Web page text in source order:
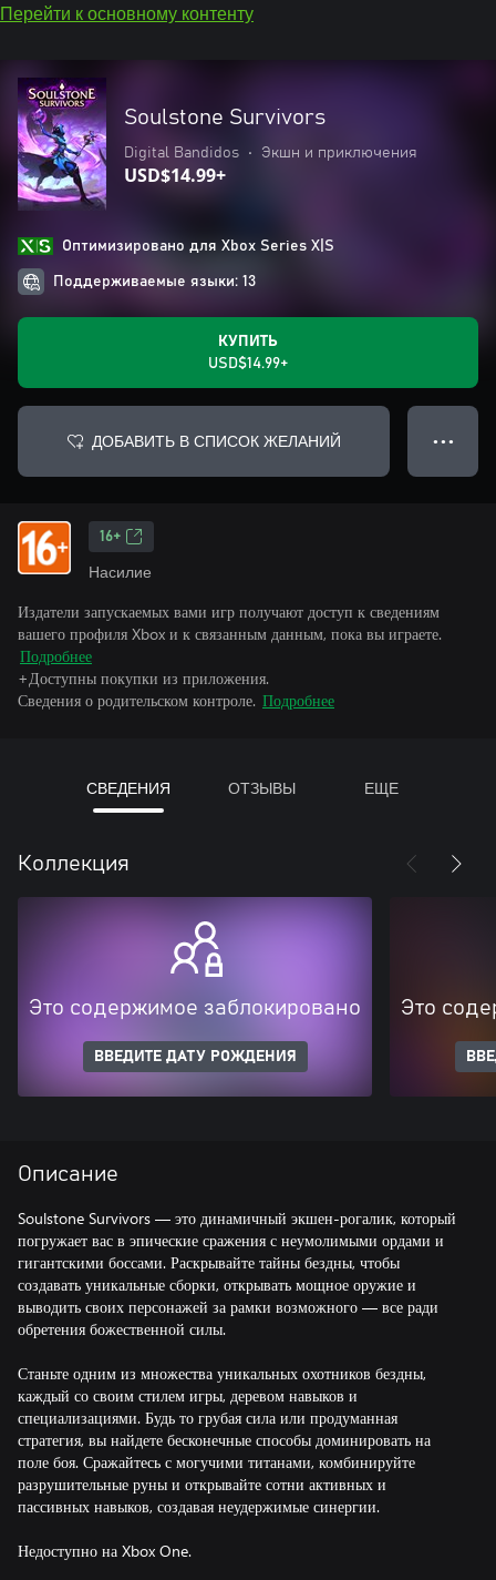
Перейти к основному контенту
Soulstone Survivors
Digital Bandidos • Экшн и приключения
USD$14.99+
Оптимизировано для Xbox Series X|S
Поддерживаемые языки: 13
КУПИТЬ
USD$14.99+
ДОБАВИТЬ В СПИСОК ЖЕЛАНИЙ ● ● ●
16+
Насилие
Издатели запускаемых вами игр получают доступ к сведениям
вашего профиля Xbox и к связанным данным, пока вы играете.
Подробнее
+Доступны покупки из приложения.
Сведения о родительском контроле. Подробнее
СВЕДЕНИЯ ОТЗЫВЫ ЕЩЕ
Коллекция
Это содержимое заблокировано
ВВЕДИТЕ ДАТУ РОЖДЕНИЯ
Это
Описание
Soulstone Survivors — это динамичный экшен-рогалик, который
погружает вас в эпические сражения с неумолимыми ордами и
гигантскими боссами. Раскрывайте тайны бездны, чтобы
создавать уникальные сборки, открывать мощное оружие и
выводить своих персонажей за рамки возможного — все ради
обретения божественной силы.
Станьте одним из множества уникальных охотников бездны,
каждый со своим стилем игры, деревом навыков и
специализациями. Будь то грубая сила или продуманная
стратегия, вы найдете бесконечные способы доминировать на
поле боя. Сражайтесь с могучими титанами, комбинируйте
разрушительные руны и открывайте сотни активных и
пассивных навыков, создавая неудержимые синергии.
Недоступно на Xbox One.